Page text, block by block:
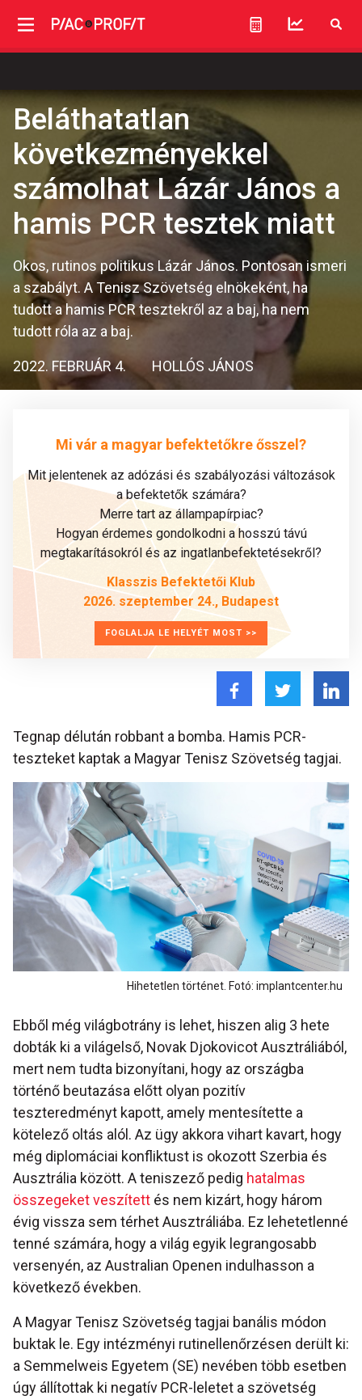
Beláthatatlan
következményekkel
számolhat Lázár János a
hamis PCR tesztek miatt
Okos, rutinos politikus Lázár János. Pontosan ismeri
a szabályt. A Tenisz Szövetség elnökeként, ha
tudott a hamis PCR tesztekről az a baj, ha nem
tudott róla az a baj.
2022. FEBRUÁR 4. HOLLÓS JÁNOS
Mi vár a magyar befektetőkre ősszel?
Mit jelentenek az adózási és szabályozási változások
a befektetők számára?
Merre tart az állampapírpiac?
Hogyan érdemes gondolkodni a hosszú távú
megtakarításokról és az ingatlanbefektetésekről?
Klasszis Befektetői Klub
2026. szeptember 24., Budapest
FOGLALJA LE HELYÉT MOST >>
Tegnap délután robbant a bomba. Hamis PCR-
teszteket kaptak a Magyar Tenisz Szövetség tagjai.
Hihetetlen történet. Fotó: implantcenter.hu
Ebből még világbotrány is lehet, hiszen alig 3 hete
dobták ki a világelső, Novak Djokovicot Ausztráliából,
mert nem tudta bizonyítani, hogy az országba
történő beutazása előtt olyan pozitív
teszteredményt kapott, amely mentesítette a
kötelező oltás alól. Az ügy akkora vihart kavart, hogy
még diplomáciai konfliktust is okozott Szerbia és
Ausztrália között. A teniszező pedig hatalmas
összegeket veszített és nem kizárt, hogy három
évig vissza sem térhet Ausztráliába. Ez lehetetlenné
tenné számára, hogy a világ egyik legrangosabb
versenyén, az Australian Openen indulhasson a
következő években.
A Magyar Tenisz Szövetség tagjai banális módon
buktak le. Egy intézményi rutinellenőrzésen derült ki:
a Semmelweis Egyetem (SE) nevében több esetben
úgy állítottak ki negatív PCR-leletet a szövetség